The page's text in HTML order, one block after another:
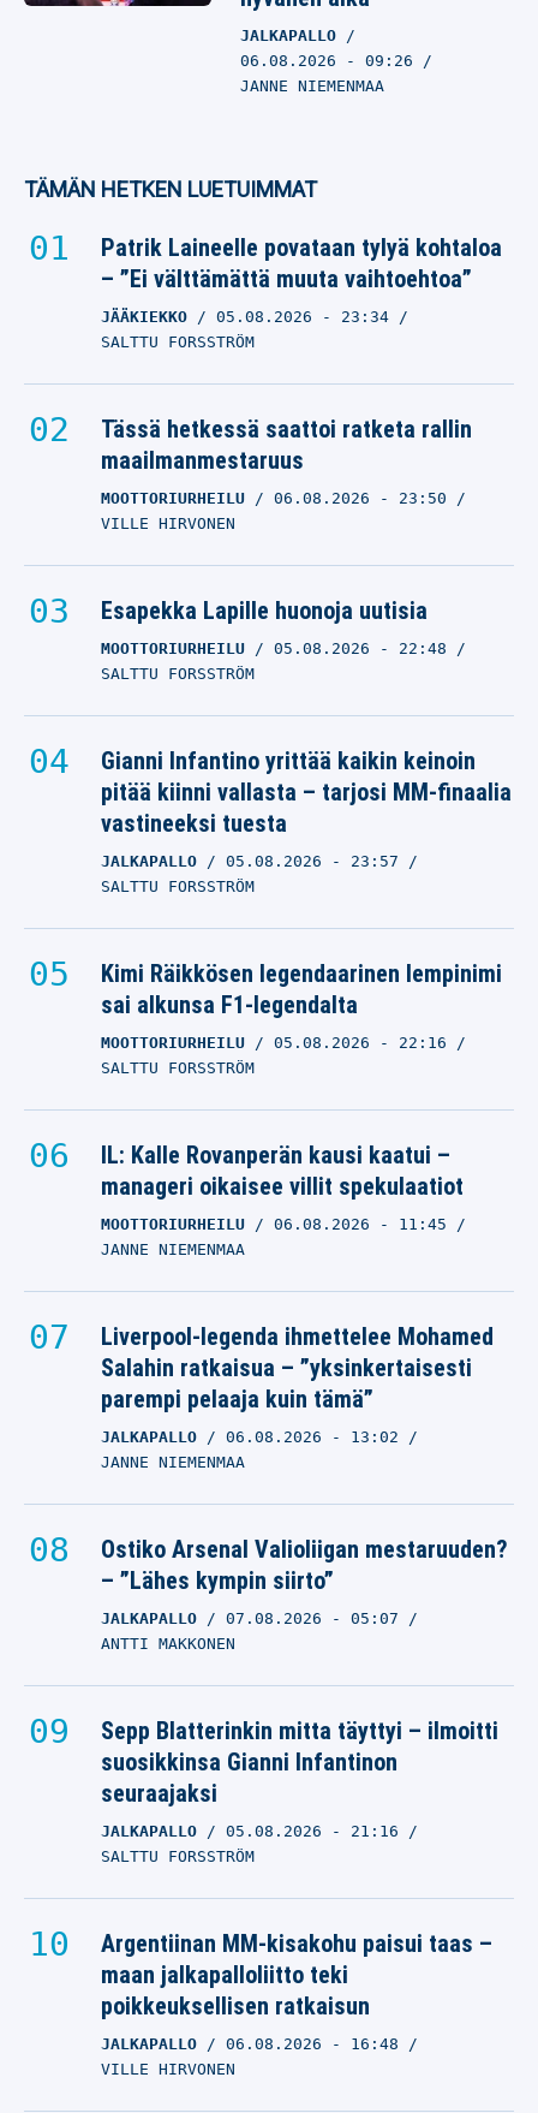
JALKAPALLO
06.08.2026 - 09:26
JANNE NIEMENMAA
TÄMÄN HETKEN LUETUIMMAT
Patrik Laineelle povataan tylyä kohtaloa
– ”Ei välttämättä muuta vaihtoehtoa”
JÄÄKIEKKO 05.08.2026 - 23:34
SALTTU FORSSTRÖM
Tässä hetkessä saattoi ratketa rallin
maailmanmestaruus
MOOTTORIURHEILU 06.08.2026 - 23:50
VILLE HIRVONEN
Esapekka Lapille huonoja uutisia
MOOTTORIURHEILU 05.08.2026 - 22:48
SALTTU FORSSTRÖM
Gianni Infantino yrittää kaikin keinoin
pitää kiinni vallasta – tarjosi MM-finaalia
vastineeksi tuesta
JALKAPALLO 05.08.2026 - 23:57
SALTTU FORSSTRÖM
Kimi Räikkösen legendaarinen lempinimi
sai alkunsa F1-legendalta
MOOTTORIURHEILU 05.08.2026 - 22:16
SALTTU FORSSTRÖM
IL: Kalle Rovanperän kausi kaatui –
manageri oikaisee villit spekulaatiot
MOOTTORIURHEILU 06.08.2026 - 11:45
JANNE NIEMENMAA
Liverpool-legenda ihmettelee Mohamed
Salahin ratkaisua – ”yksinkertaisesti
parempi pelaaja kuin tämä”
JALKAPALLO 06.08.2026 - 13:02
JANNE NIEMENMAA
Ostiko Arsenal Valioliigan mestaruuden?
– ”Lähes kympin siirto”
JALKAPALLO 07.08.2026 - 05:07
ANTTI MAKKONEN
Sepp Blatterinkin mitta täyttyi – ilmoitti
suosikkinsa Gianni Infantinon
seuraajaksi
JALKAPALLO 05.08.2026 - 21:16
SALTTU FORSSTRÖM
Argentiinan MM-kisakohu paisui taas –
maan jalkapalloliitto teki
poikkeuksellisen ratkaisun
JALKAPALLO 06.08.2026 - 16:48
VILLE HIRVONEN